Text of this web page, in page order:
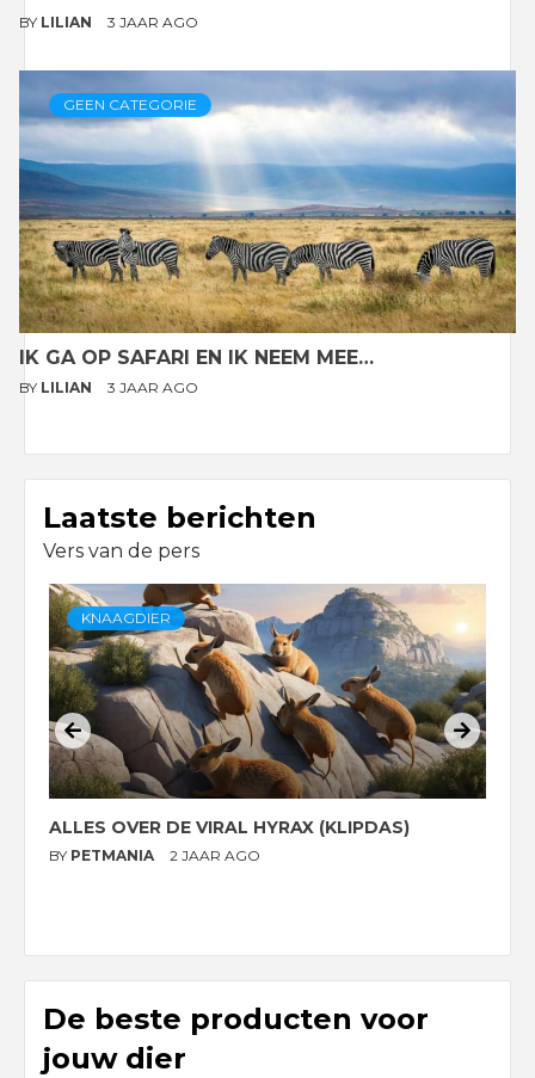
BY LILIAN 3 JAAR AGO
GEEN CATEGORIE
IK GA OP SAFARI EN IK NEEM MEE…
BY LILIAN 3 JAAR AGO
Laatste berichten
Vers van de pers
KNAAGDIER
ALLES OVER DE VIRAL HYRAX (KLIPDAS)
BY PETMANIA 2 JAAR AGO
De beste producten voor
jouw dier